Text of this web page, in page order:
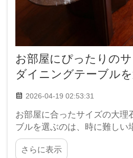
お部屋にぴったりの
ダイニングテーブル
2026-04-19 02:53:31
お部屋に合ったサイズの大理
ブルを選ぶのは、時に難しい
ーブルは部屋にすっきりと収
達が快適に使えるものである
さらに表示